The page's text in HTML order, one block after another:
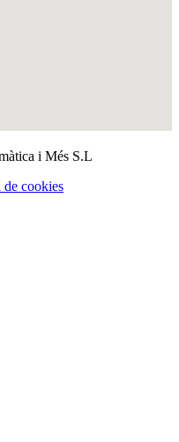
i Més S.L
de cookies